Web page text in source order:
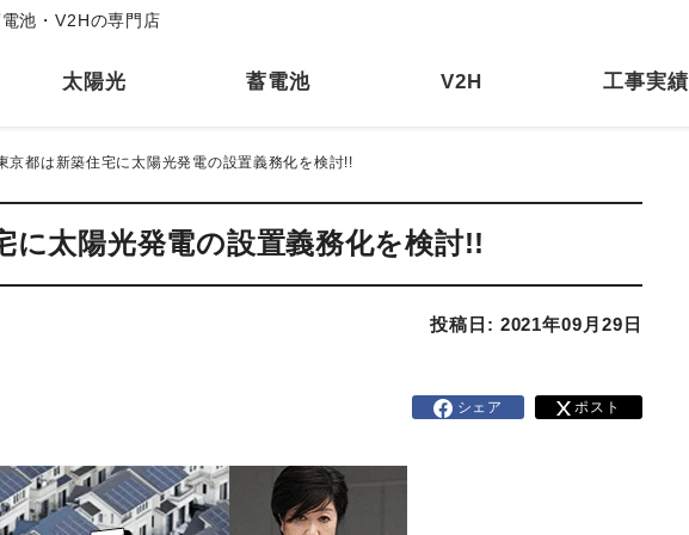
池・V2Hの専門店
太陽光 蓄電池 V2H 工事実績
京都は新築住宅に太陽光発電の設置義務化を検討!!
に太陽光発電の設置義務化を検討!!
投稿日: 2021年09月29日
シェア ポスト